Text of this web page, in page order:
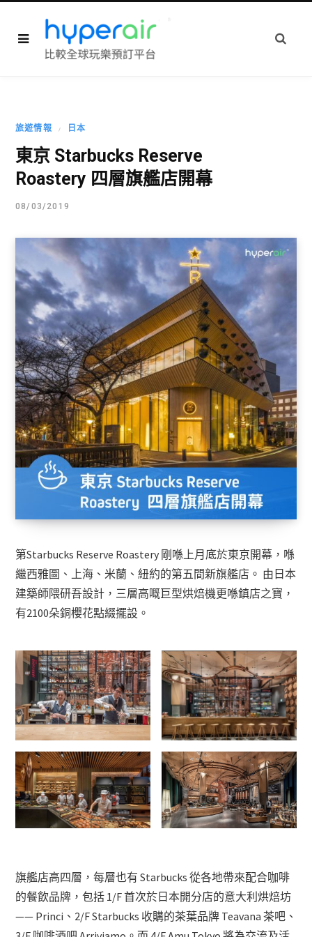
旅遊情報 日本
東京 Starbucks Reserve
Roastery 四層旗艦店開幕
08/03/2019
第Starbucks Reserve Roastery 剛喺上月底於東京開幕，喺
繼西雅圖、上海、米蘭、紐約的第五間新旗艦店。 由日本
建築師隈研吾設計，三層高嘅巨型烘焙機更喺鎮店之寶，
有2100朵銅櫻花點綴擺設。
旗艦店高四層，每層也有 Starbucks 從各地帶來配合咖啡
的餐飲品牌，包括 1/F 首次於日本開分店的意大利烘焙坊
—— Princi、2/F Starbucks 收購的茶葉品牌 Teavana 茶吧、